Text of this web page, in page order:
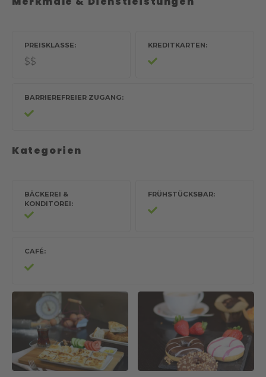
PREISKLASSE
$$
KREDITKARTEN
BARRIEREFREIER ZUGANG
Kategorien
BÄCKEREI &
KONDITOREI
FRÜHSTÜCKSBAR
CAFÉ